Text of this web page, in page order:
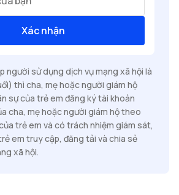
Xác nhận
người sử dụng dịch vụ mạng xã hội là
thì cha, mẹ hoặc người giám hộ
sự của trẻ em đăng ký tài khoản
cha, mẹ hoặc người giám hộ theo
trẻ em và có trách nhiệm giám sát,
em truy cập, đăng tải và chia sẻ
xã hội.